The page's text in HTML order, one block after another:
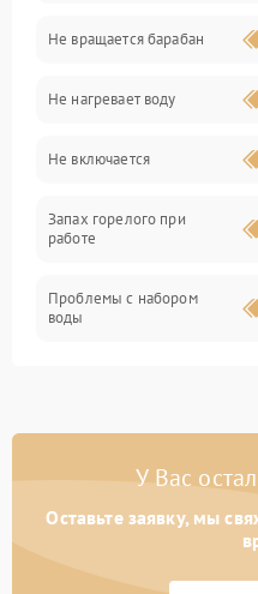
Слив
Программное
Не вращается барабан
Не нагревает воду
Не включается
Запах горелого при
работе
Проблемы с набором
воды
Замена платы управления
У Вас
Оставьте заявку, мы